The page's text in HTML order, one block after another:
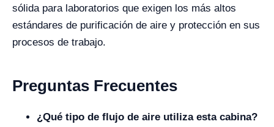
sólida para laboratorios que exigen los más altos
estándares de purificación de aire y protección en sus
procesos de trabajo.
Preguntas Frecuentes
¿Qué tipo de flujo de aire utiliza esta cabina?